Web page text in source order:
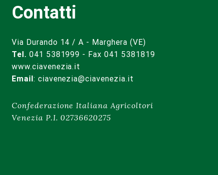
Contatti
Via Durando 14 / A - Marghera (VE)
Tel. 041 5381999 - Fax 041 5381819
www.ciavenezia.it
Email: ciavenezia@ciavenezia.it
Confederazione Italiana Agricoltori
Venezia P.I. 02736620275